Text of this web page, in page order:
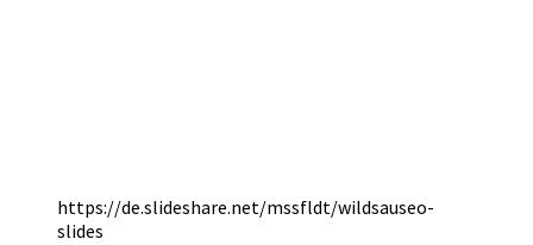
https://de.slideshare.net/mssfldt/wildsauseo-
slides